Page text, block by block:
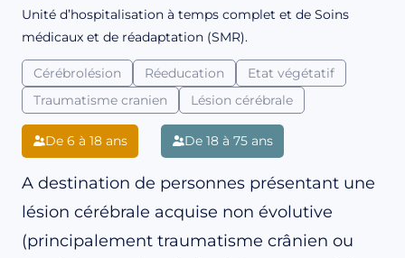
Unité d’hospitalisation à temps complet et de Soins
médicaux et de réadaptation (SMR).
Cérébrolésion Réeducation
Etat végétatif
Traumatisme cranien
Lésion cérébrale
De 6 à 18 ans De 18 à 75 ans
A destination de personnes présentant une
lésion cérébrale acquise non évolutive
(principalement traumatisme crânien ou